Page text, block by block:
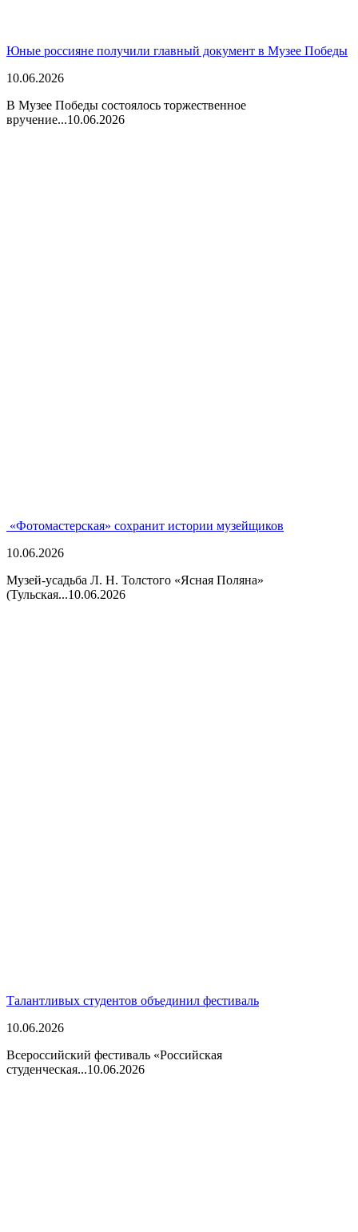
Юные россияне получили главный документ в Музее Победы
10.06.2026
В Музее Победы состоялось торжественное
вручение...10.06.2026
«Фотомастерская» сохранит истории музейщиков
10.06.2026
Музей-усадьба Л. Н. Толстого «Ясная Поляна»
(Тульская...10.06.2026
Талантливых студентов объединил фестиваль
10.06.2026
Всероссийский фестиваль «Российская
студенческая...10.06.2026